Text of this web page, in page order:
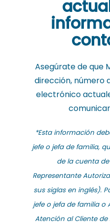
Asegúrate de que
dirección, número
electrónico
*Esta información
jefe o jefa de familia,
de la cuenta
Representante
sus siglas en inglés).
jefe o jefa de familia o
Atención al Cliente de